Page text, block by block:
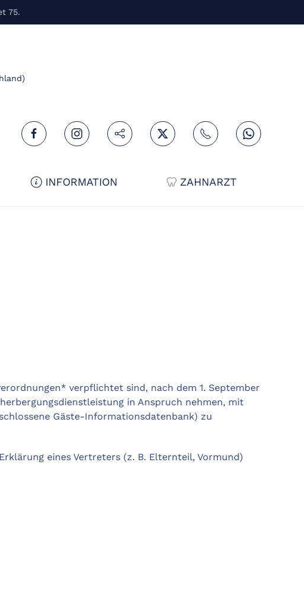
75.
INFORMATION ZAHNARZT
verpflichtet sind, nach dem 1. September
in Anspruch nehmen, mit
Gäste-Informationsdatenbank) zu
eines Vertreters (z. B. Elternteil, Vormund)